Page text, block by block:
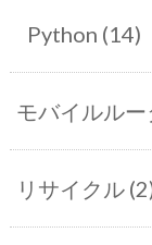
Python (14)
モバイルルー
リサイクル